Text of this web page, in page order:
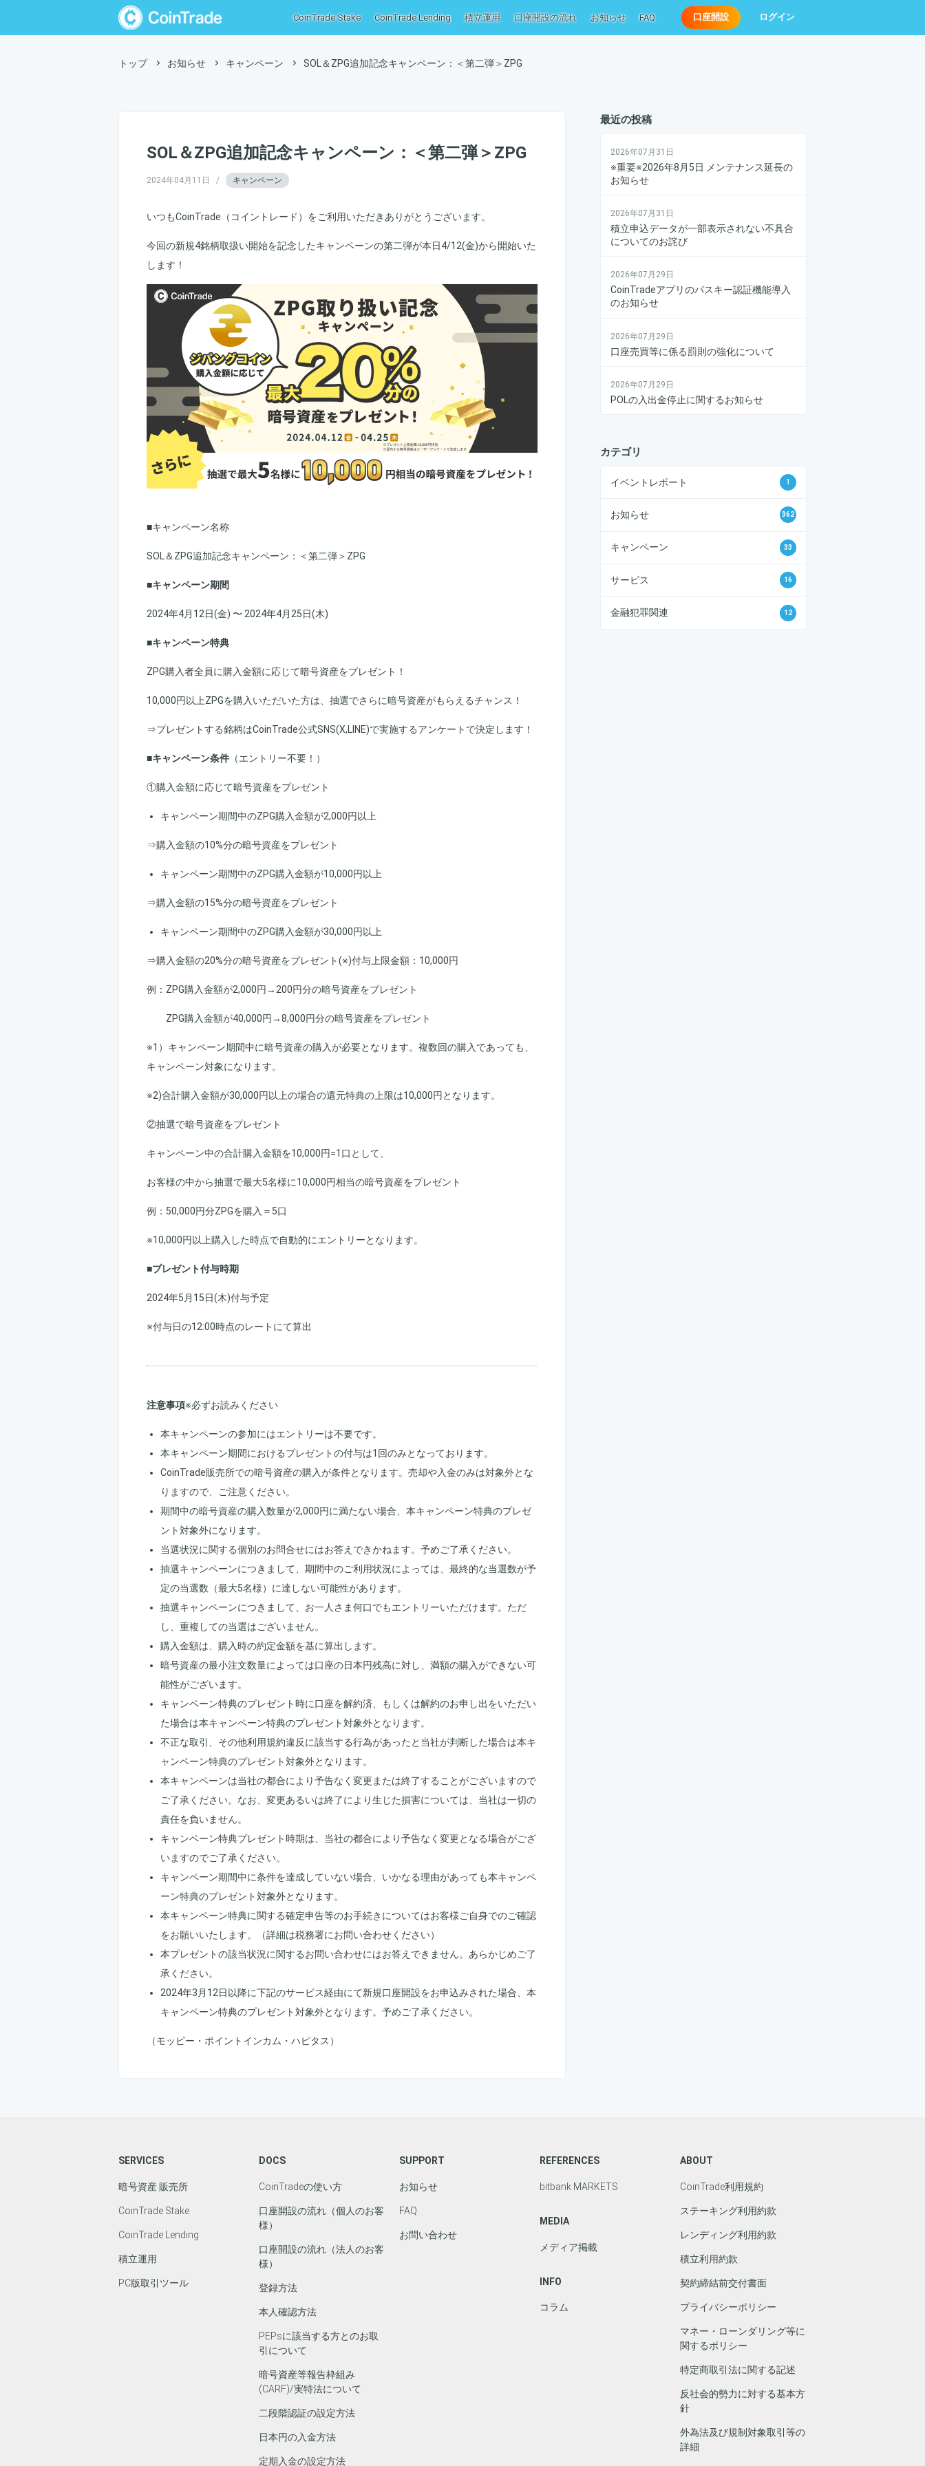
CoinTrade Stake CoinTrade Lending 積立運用 口座開設の流れ お知らせ FAQ 口座開設 ログイン
トップ お知らせ キャンペーン SOL＆ZPG追加記念キャンペーン：＜第二弾＞ZPG
SOL＆ZPG追加記念キャンペーン：＜第二弾＞ZPG
2024年04月11日 / キャンペーン
いつもCoinTrade（コイントレード）をご利用いただきありがとうございます。
今回の新規4銘柄取扱い開始を記念したキャンペーンの第二弾が本日4/12(金)から開始いた
します！
■キャンペーン名称
SOL＆ZPG追加記念キャンペーン：＜第二弾＞ZPG
■キャンペーン期間
2024年4月12日(金) 〜 2024年4月25日(木)
■キャンペーン特典
ZPG購入者全員に購入金額に応じて暗号資産をプレゼント！
10,000円以上ZPGを購入いただいた方は、抽選でさらに暗号資産がもらえるチャンス！
⇒プレゼントする銘柄はCoinTrade公式SNS(X,LINE)で実施するアンケートで決定します！
■キャンペーン条件 （エントリー不要！）
①購入金額に応じて暗号資産をプレゼント
キャンペーン期間中のZPG購入金額が2,000円以上
⇒購入金額の10%分の暗号資産をプレゼント
キャンペーン期間中のZPG購入金額が10,000円以上
⇒購入金額の15%分の暗号資産をプレゼント
キャンペーン期間中のZPG購入金額が30,000円以上
⇒購入金額の20%分の暗号資産をプレゼント(※)付与上限金額：10,000円
例：ZPG購入金額が2,000円→200円分の暗号資産をプレゼント
ZPG購入金額が40,000円→8,000円分の暗号資産をプレゼント
※1）キャンペーン期間中に暗号資産の購入が必要となります。複数回の購入であっても、
キャンペーン対象になります。
※2)合計購入金額が30,000円以上の場合の還元特典の上限は10,000円となります。
②抽選で暗号資産をプレゼント
キャンペーン中の合計購入金額を10,000円=1口として、
お客様の中から抽選で最大5名様に10,000円相当の暗号資産をプレゼント
例：50,000円分ZPGを購入＝5口
※10,000円以上購入した時点で自動的にエントリーとなります。
■プレゼント付与時期
2024年5月15日(木)付与予定
※付与日の12:00時点のレートにて算出
注意事項※必ずお読みください
本キャンペーンの参加にはエントリーは不要です。
本キャンペーン期間におけるプレゼントの付与は1回のみとなっております。
CoinTrade販売所での暗号資産の購入が条件となります。売却や入金のみは対象外とな
りますので、ご注意ください。
期間中の暗号資産の購入数量が2,000円に満たない場合、本キャンペーン特典のプレゼ
ント対象外になります。
当選状況に関する個別のお問合せにはお答えできかねます。予めご了承ください。
抽選キャンペーンにつきまして、期間中のご利用状況によっては、最終的な当選数が予
定の当選数（最大5名様）に達しない可能性があります。
抽選キャンペーンにつきまして、お一人さま何口でもエントリーいただけます。ただ
し、重複しての当選はございません。
購入金額は、購入時の約定金額を基に算出します。
暗号資産の最小注文数量によっては口座の日本円残高に対し、満額の購入ができない可
能性がございます。
キャンペーン特典のプレゼント時に口座を解約済、もしくは解約のお申し出をいただい
た場合は本キャンペーン特典のプレゼント対象外となります。
不正な取引、その他利用規約違反に該当する行為があったと当社が判断した場合は本キ
ャンペーン特典のプレゼント対象外となります。
本キャンペーンは当社の都合により予告なく変更または終了することがございますので
ご了承ください。なお、変更あるいは終了により生じた損害については、当社は一切の
責任を負いません。
キャンペーン特典プレゼント時期は、当社の都合により予告なく変更となる場合がござ
いますのでご了承ください。
キャンペーン期間中に条件を達成していない場合、いかなる理由があっても本キャンペ
ーン特典のプレゼント対象外となります。
本キャンペーン特典に関する確定申告等のお手続きについてはお客様ご自身でのご確認
をお願いいたします。（詳細は税務署にお問い合わせください）
本プレゼントの該当状況に関するお問い合わせにはお答えできません。あらかじめご了
承ください。
2024年3月12日以降に下記のサービス経由にて新規口座開設をお申込みされた場合、本
キャンペーン特典のプレゼント対象外となります。予めご了承ください。
（モッピー・ポイントインカム・ハピタス）
最近の投稿
2026年07月31日
※重要※2026年8月5日 メンテナンス延長の
お知らせ
2026年07月31日
積立申込データが一部表示されない不具合
についてのお詫び
2026年07月29日
CoinTradeアプリのパスキー認証機能導入
のお知らせ
2026年07月29日
口座売買等に係る罰則の強化について
2026年07月29日
POLの入出金停止に関するお知らせ
カテゴリ
イベントレポート 1
お知らせ 362
キャンペーン 33
サービス 16
金融犯罪関連 12
SERVICES
暗号資産 販売所
CoinTrade Stake
CoinTrade Lending
積立運用
PC版取引ツール
DOCS
CoinTradeの使い方
口座開設の流れ（個人のお客
様）
口座開設の流れ（法人のお客
様）
登録方法
本人確認方法
PEPsに該当する方とのお取
引について
暗号資産等報告枠組み
(CARF)/実特法について
二段階認証の設定方法
日本円の入金方法
定期入金の設定方法
SUPPORT
お知らせ
FAQ
お問い合わせ
REFERENCES
bitbank MARKETS
MEDIA
メディア掲載
INFO
コラム
ABOUT
CoinTrade利用規約
ステーキング利用約款
レンディング利用約款
積立利用約款
契約締結前交付書面
プライバシーポリシー
マネー・ローンダリング等に
関するポリシー
特定商取引法に関する記述
反社会的勢力に対する基本方
針
外為法及び規制対象取引等の
詳細